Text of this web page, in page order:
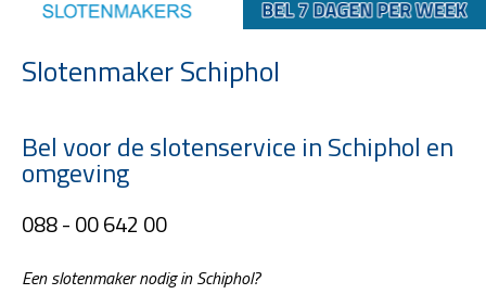
Slotenmaker Schiphol
Bel voor de slotenservice in Schiphol en
omgeving
088 - 00 642 00
Een slotenmaker nodig in Schiphol?